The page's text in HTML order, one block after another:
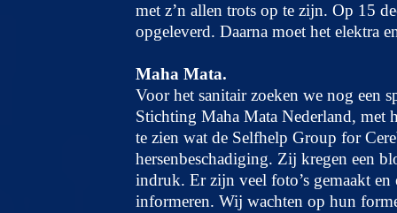
met z’n allen trots op te zijn. Op 15
opgeleverd. Daarna moet het elektra
Maha Mata.
Voor het sanitair zoeken we nog een
Stichting Maha Mata Nederland, met
te zien wat de Selfhelp Group for
hersenbeschadiging. Zij kregen een
indruk. Er zijn veel foto’s gemaakt
informeren. Wij wachten op hun